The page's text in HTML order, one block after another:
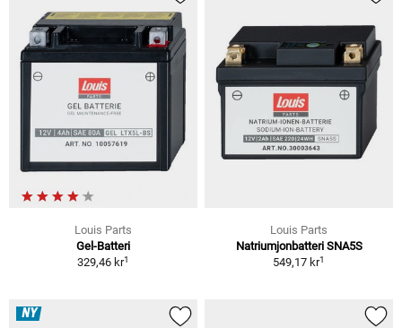
Louis Parts
Gel-Batteri
329,46 kr1
Louis Parts
Natriumjonbatteri SNA5S
549,17 kr1
NY